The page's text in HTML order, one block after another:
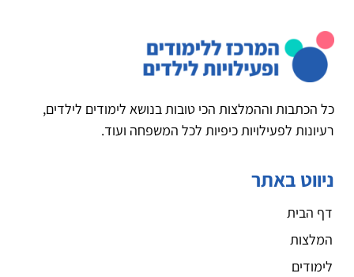
כל הכתבות וההמלצות הכי טובות בנושא לימודים לילדים,
רעיונות לפעילויות כיפיות לכל המשפחה ועוד.
ניווט באתר
דף הבית
המלצות
לימודים